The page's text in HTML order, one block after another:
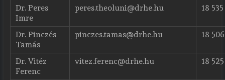
Dr. Peres
Imre
peres.theoluni@drhe.hu 18 535
Dr. Pinczés
Tamás
pinczes.tamas@drhe.hu 18 506
Dr. Vitéz
Ferenc
vitez.ferenc@drhe.hu 18 525